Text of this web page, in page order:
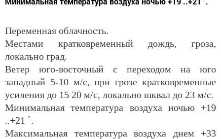
Переменная облачность.
Местами кратковременный дождь, гроза,
локально град.
Ветер юго-восточный с переходом на юго
западный 5-10 м/с, при грозе кратковременные
усиления до 15 20 м/с, локально шквал до 23 м/с.
Минимальная температура воздуха ночью +19
..+21 ˚.
Максимальная температура воздуха днем +33